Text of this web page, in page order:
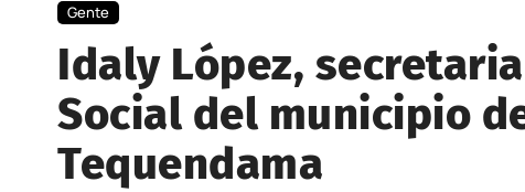
Gente
Idaly López,
Social del municipio
Tequendama